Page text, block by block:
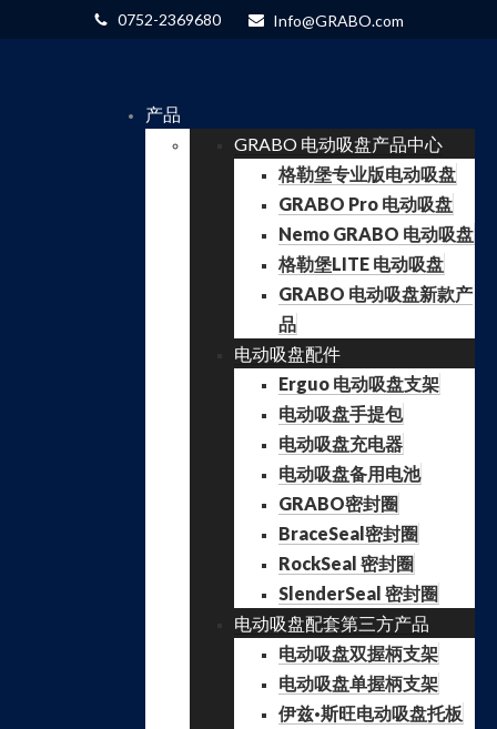
0752-2369680 Info@GRABO.com
产品
GRABO 电动吸盘产品中心
格勒堡专业版电动吸盘
GRABO Pro 电动吸盘
Nemo GRABO 电动吸盘
格勒堡LITE 电动吸盘
GRABO 电动吸盘新款产
品
电动吸盘配件
Erguo 电动吸盘支架
电动吸盘手提包
电动吸盘充电器
电动吸盘备用电池
GRABO密封圈
BraceSeal密封圈
RockSeal 密封圈
SlenderSeal 密封圈
电动吸盘配套第三方产品
电动吸盘双握柄支架
电动吸盘单握柄支架
伊兹·斯旺电动吸盘托板